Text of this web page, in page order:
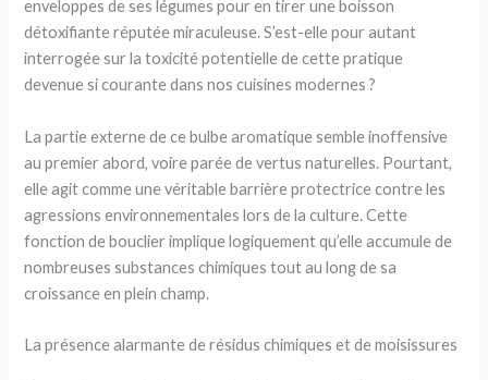
enveloppes de ses légumes pour en tirer une boisson
détoxifiante réputée miraculeuse. S’est-elle pour autant
interrogée sur la toxicité potentielle de cette pratique
devenue si courante dans nos cuisines modernes ?
La partie externe de ce bulbe aromatique semble inoffensive
au premier abord, voire parée de vertus naturelles. Pourtant,
elle agit comme une véritable barrière protectrice contre les
agressions environnementales lors de la culture. Cette
fonction de bouclier implique logiquement qu’elle accumule de
nombreuses substances chimiques tout au long de sa
croissance en plein champ.
La présence alarmante de résidus chimiques et de moisissures